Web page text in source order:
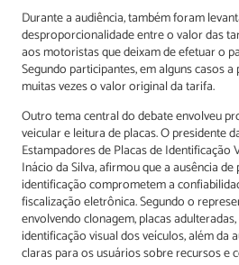
Durante a audiência, também foram
desproporcionalidade entre o valor das
aos motoristas que deixam de efetuar o
Segundo participantes, em alguns casos
muitas vezes o valor original da tarifa.
Outro tema central do debate envolveu
veicular e leitura de placas. O presidente
Estampadores de Placas de Identificação
Inácio da Silva, afirmou que a ausência
identificação comprometem a
fiscalização eletrônica. Segundo o
envolvendo clonagem, placas
identificação visual dos veículos, além da
claras para os usuários sobre recursos e